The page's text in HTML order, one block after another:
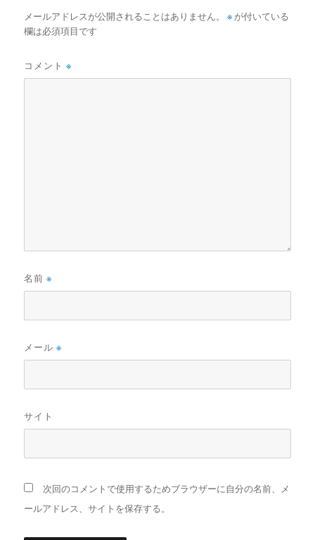
メールアドレスが公開されることはありません。 ※ が付いている
欄は必須項目です
コメント※
名前※
メール※
サイト
次回のコメントで使用するためブラウザーに自分の名前、メ
ールアドレス、サイトを保存する。